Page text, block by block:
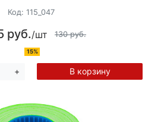
Код: 115_047
руб./шт 130 руб.
15%
+ В корзину